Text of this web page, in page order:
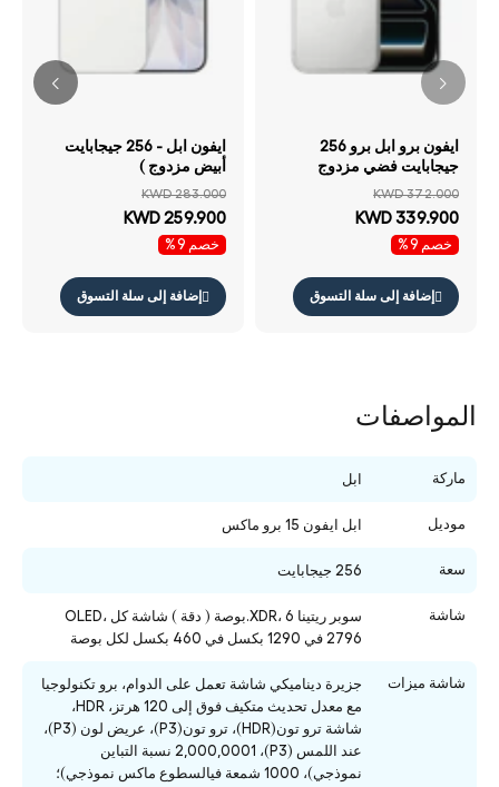
ايفون برو ابل برو 256
جيجابايت فضي مزدوج
KWD 372.000
KWD 339.900
خصم 9%
إضافة إلى سلة التسوق
ايفون ابل - 256 جيجابايت
أبيض مزدوج )
KWD 283.000
KWD 259.900
خصم 9%
إضافة إلى سلة التسوق
المواصفات
ماركة ابل
موديل ابل ايفون 15 برو ماكس
سعة 256 جيجابايت
شاشة
سوبر ريتينا XDR، 6.بوصة ( دقة ) شاشة كل OLED،
2796 في 1290 بكسل في 460 بكسل لكل بوصة
شاشة ميزات
جزيرة ديناميكي شاشة تعمل على الدوام، برو تكنولوجيا
مع معدل تحديث متكيف فوق إلى 120 هرتز، HDR،
شاشة ترو تون(HDR)، ترو تون(P3)، عريض لون (P3)،
عند اللمس (P3)، 2,000,0001 نسبة التباين
نموذجي)، 1000 شمعة فيالسطوع ماكس نموذجي)؛